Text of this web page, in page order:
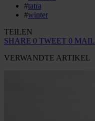
#tatra
#winter
TEILEN
SHARE 0 TWEET 0 MAIL
VERWANDTE ARTIKEL